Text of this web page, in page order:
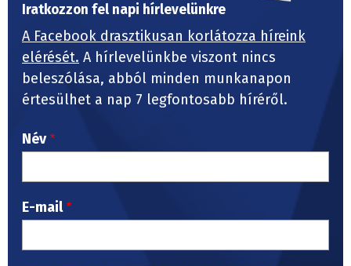
Iratkozzon fel napi hírlevelünkre
A Facebook drasztikusan korlátozza híreink
elérését. A hírlevelünkbe viszont nincs
beleszólása, abból minden munkanapon
értesülhet a nap 7 legfontosabb híréről.
Név
E-mail